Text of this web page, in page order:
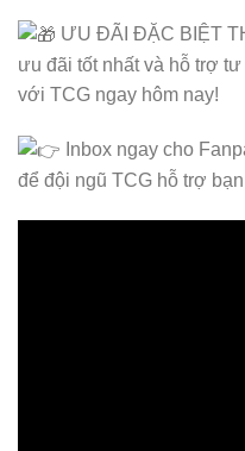
ƯU ĐÃI ĐẶC BIỆT
ưu đãi tốt nhất và hỗ trợ
với TCG ngay hôm nay!
Inbox ngay cho
để đội ngũ TCG hỗ trợ